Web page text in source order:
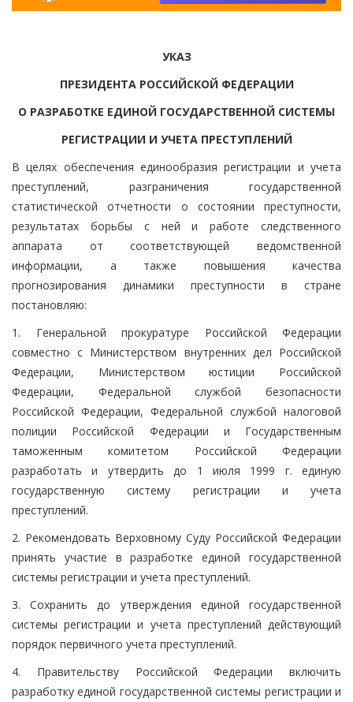
УКАЗ
ПРЕЗИДЕНТА РОССИЙСКОЙ ФЕДЕРАЦИИ
О РАЗРАБОТКЕ ЕДИНОЙ ГОСУДАРСТВЕННОЙ СИСТЕМЫ
РЕГИСТРАЦИИ И УЧЕТА ПРЕСТУПЛЕНИЙ
В целях обеспечения единообразия регистрации и учета
преступлений, разграничения государственной
статистической отчетности о состоянии преступности,
результатах борьбы с ней и работе следственного
аппарата от соответствующей ведомственной
информации, а также повышения качества
прогнозирования динамики преступности в стране
постановляю:
1. Генеральной прокуратуре Российской Федерации
совместно с Министерством внутренних дел Российской
Федерации, Министерством юстиции Российской
Федерации, Федеральной службой безопасности
Российской Федерации, Федеральной службой налоговой
полиции Российской Федерации и Государственным
таможенным комитетом Российской Федерации
разработать и утвердить до 1 июля 1999 г. единую
государственную систему регистрации и учета
преступлений.
2. Рекомендовать Верховному Суду Российской Федерации
принять участие в разработке единой государственной
системы регистрации и учета преступлений.
3. Сохранить до утверждения единой государственной
системы регистрации и учета преступлений действующий
порядок первичного учета преступлений.
4. Правительству Российской Федерации включить
разработку единой государственной системы регистрации и